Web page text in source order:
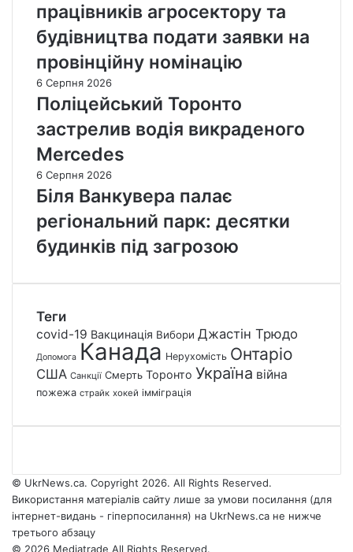
працівників агросектору та
будівництва подати заявки на
провінційну номінацію
6 Серпня 2026
Поліцейський Торонто
застрелив водія викраденого
Mercedes
6 Серпня 2026
Біля Ванкувера палає
регіональний парк: десятки
будинків під загрозою
Теги
covid-19 Вакцинація Вибори Джастін Трюдо
Допомога Канада Нерухомість Онтаріо
США Санкції Смерть Торонто Україна війна
пожежа страйк хокей імміграція
© UkrNews.ca. Copyright 2026. All Rights Reserved.
Використання матеріалів сайту лише за умови посилання (для
інтернет-видань - гіперпосилання) на UkrNews.ca не нижче
третього абзацу
© 2026 Mediatrade All Rights Reserved.